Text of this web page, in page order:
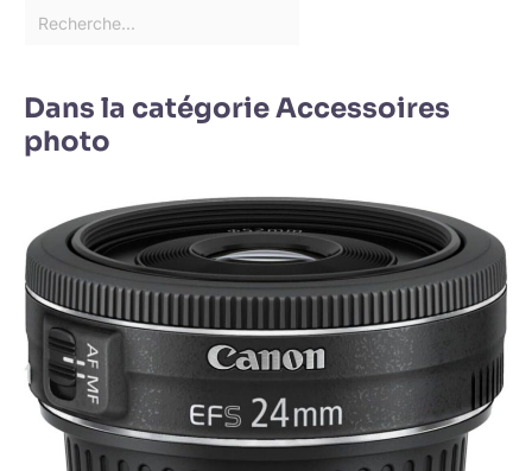
Dans la catégorie Accessoires
photo